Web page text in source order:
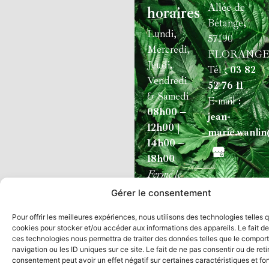
Gérer le consentement
Pour offrir les meilleures expériences, nous utilisons des technologies telles
cookies pour stocker et/ou accéder aux informations des appareils. Le fait
ces technologies nous permettra de traiter des données telles que le
navigation ou les ID uniques sur ce site. Le fait de ne pas consentir ou de
consentement peut avoir un effet négatif sur certaines caractéristiques et
horaires
Lundi,
Mercredi,
Jeudi,
Vendredi
& Samedi
08h00 –
12h00 |
14h00 –
18h00
Fermé le
mardi
Allée de
Bétange,
57190
FLORANGE
Tél :03 82
52 76 11
E-mail :
jean-
Plan du siteMentions légales et politique de